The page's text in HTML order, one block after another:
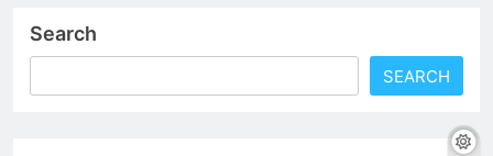
Search
SEARCH